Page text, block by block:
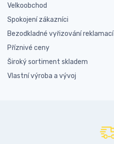
Velkoobchod
Spokojení zákazníci
Bezodkladné vyřizování reklamací
Příznivé ceny
Široký sortiment skladem
Vlastní výroba a vývoj